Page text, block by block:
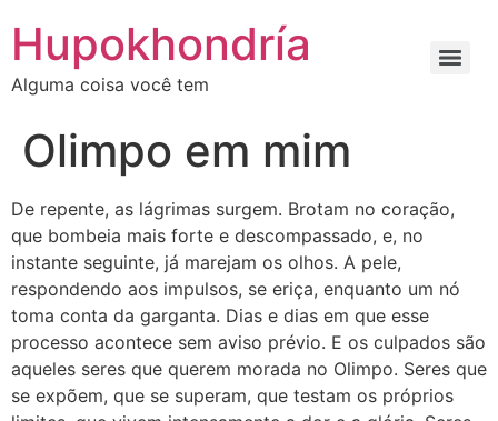
para
conteúdo
Hupokhondría
Alguma coisa você tem
Olimpo em mim
De repente, as lágrimas surgem. Brotam no coração,
que bombeia mais forte e descompassado, e, no
instante seguinte, já marejam os olhos. A pele,
respondendo aos impulsos, se eriça, enquanto um nó
toma conta da garganta. Dias e dias em que esse
processo acontece sem aviso prévio. E os culpados são
aqueles seres que querem morada no Olimpo. Seres que
se expõem, que se superam, que testam os próprios